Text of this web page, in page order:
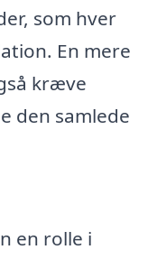
som hver
En mere
kræve
den samlede
en rolle i